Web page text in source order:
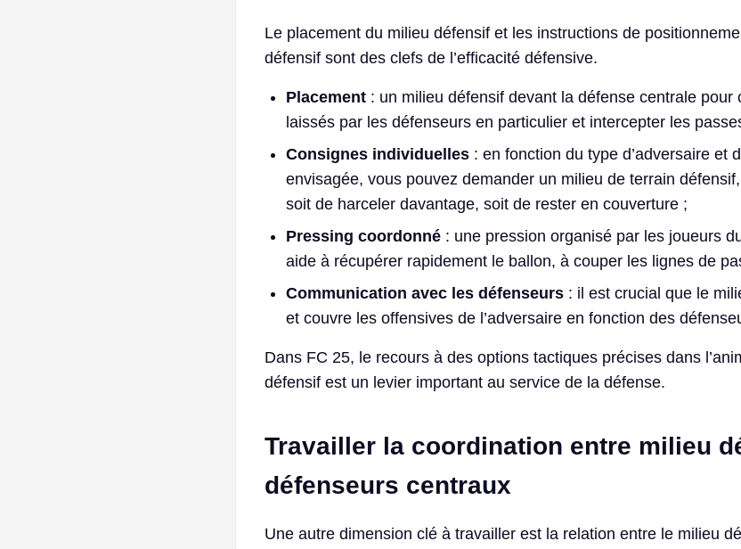
Le placement du milieu défensif et les instructions de
défensif sont des clefs de l’efficacité défensive.
Placement : un milieu défensif devant la défense centrale pour
laissés par les défenseurs en particulier et intercepter les
Consignes individuelles : en fonction du type d’adversaire et
envisagée, vous pouvez demander un milieu de terrain
soit de harceler davantage, soit de rester en couverture ;
Pressing coordonné : une pression organisé par les joueurs
aide à récupérer rapidement le ballon, à couper les lignes de
Communication avec les défenseurs : il est crucial que le
et couvre les offensives de l’adversaire en fonction des
Dans FC 25, le recours à des options tactiques précises dans
défensif est un levier important au service de la défense.
Travailler la coordination entre milieu
défenseurs centraux
Une autre dimension clé à travailler est la relation entre le milieu